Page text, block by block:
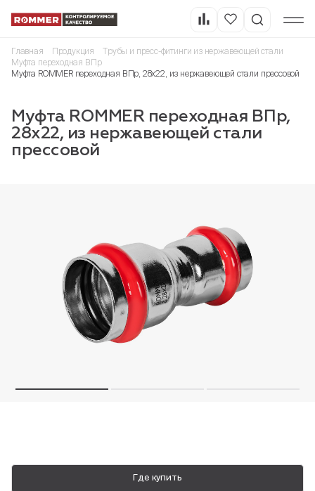
Главная Продукция
Трубы и пресс-фитинги из нержавеющей стали
Муфта переходная ВПр
Муфта ROMMER переходная ВПр, 28х22, из нержавеющей стали прессовой
Муфта ROMMER переходная ВПр,
28х22, из нержавеющей стали
прессовой
Где купить